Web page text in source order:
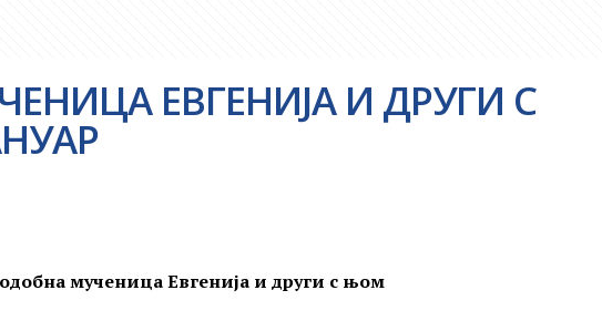
ЕВГЕНИЈА И ДРУГИ С
мученица Евгенија и други с њом